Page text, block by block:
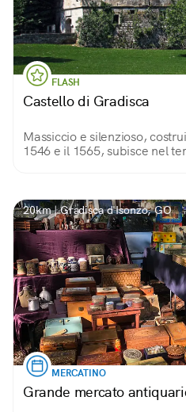
FLASH
Castello di Gradisca
Massiccio e silenzioso,
1546 e il 1565, subisce nel
20km | Gradisca d'Isonzo, GO
MERCATINO
Grande mercato